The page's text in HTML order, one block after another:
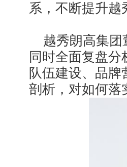
系，不断提升越
越秀朗高集团
同时全面复盘分
队伍建设、品
剖析，对如何落